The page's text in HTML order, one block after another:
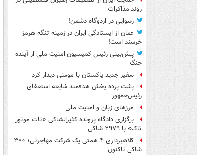
روند مذاکرات
رسوایی در اردوگاه دشمن!
عمان از ایستادگی ایران در زمینه تنگه هرمز
خرسند است!
پیش‌بینی رئیس کمیسیون امنیت ملی از آینده
جنگ
سفیر جدید پاکستان با مومنی دیدار کرد
پشت پرده پخش هدفمند شایعه استعفای
رئیس‌جمهور
مرزهای زبان و امنیت ملی
برگزاری دادگاه پرونده کثیرالشاکی «تات موتور
تاک» با ۲۹۷۹ شاکی
کلاهبرداری ۴ همتی یک شرکت مهاجرتی؛ ۳۰۰
شاکی تاکنون